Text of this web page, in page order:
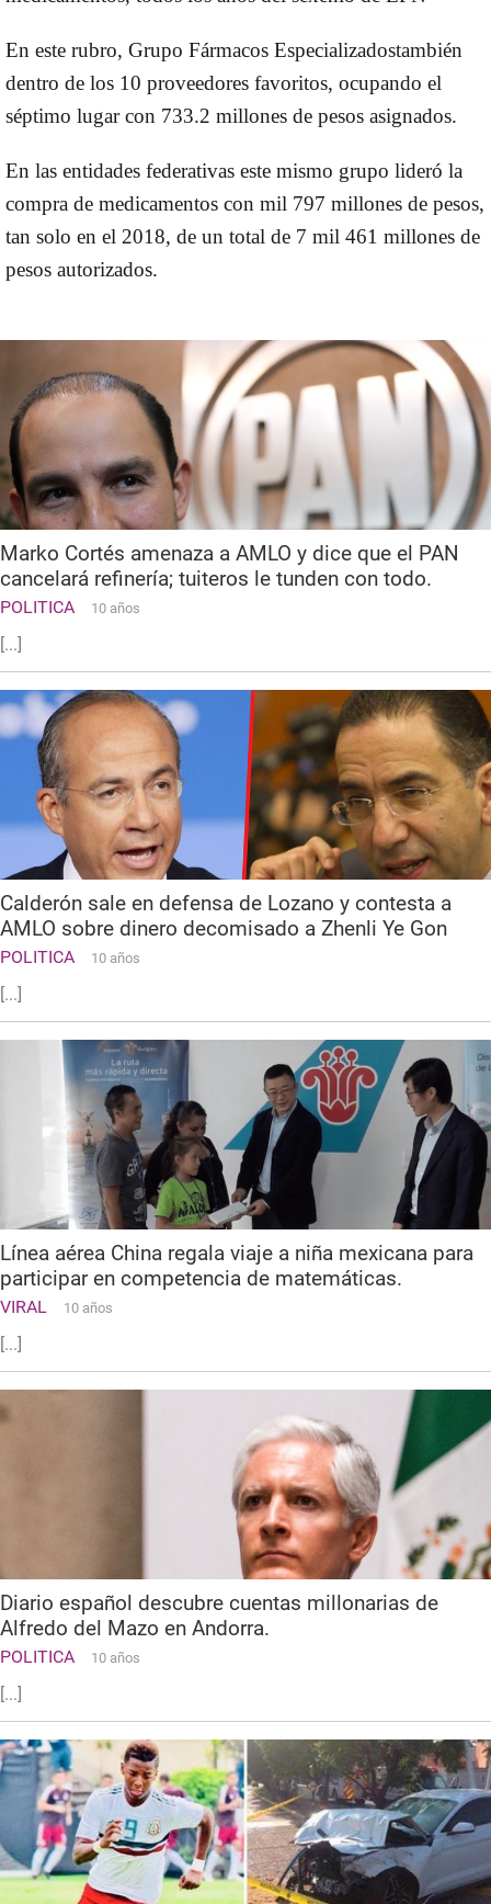
En este rubro, Grupo Fármacos Especializadostambién
dentro de los 10 proveedores favoritos, ocupando el
séptimo lugar con 733.2 millones de pesos asignados.
En las entidades federativas este mismo grupo lideró la
compra de medicamentos con mil 797 millones de pesos,
tan solo en el 2018, de un total de 7 mil 461 millones de
pesos autorizados.
Marko Cortés amenaza a AMLO y dice que el PAN
cancelará refinería; tuiteros le tunden con todo.
POLITICA 10 años
[...]
Calderón sale en defensa de Lozano y contesta a
AMLO sobre dinero decomisado a Zhenli Ye Gon
POLITICA 10 años
[...]
Línea aérea China regala viaje a niña mexicana para
participar en competencia de matemáticas.
VIRAL 10 años
[...]
Diario español descubre cuentas millonarias de
Alfredo del Mazo en Andorra.
POLITICA 10 años
[...]